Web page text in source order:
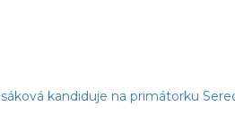
kandiduje na primátorku